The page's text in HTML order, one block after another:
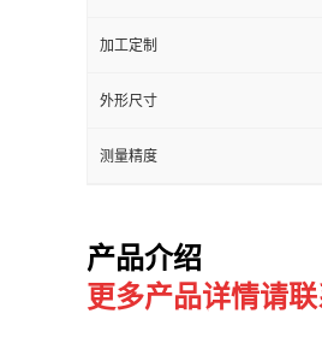
加工定制
外形尺寸
测量精度
产品介绍
更多产品详情请